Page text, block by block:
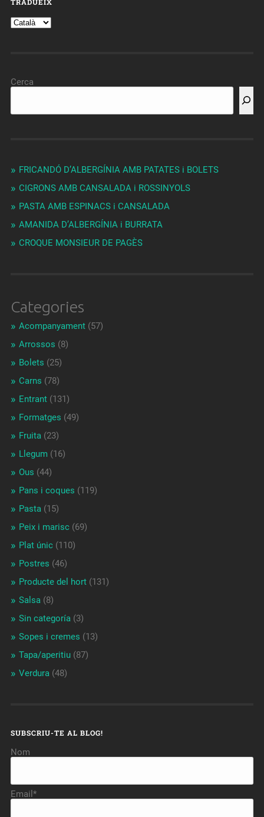
Cerca
FRICANDÓ D’ALBERGÍNIA AMB PATATES i BOLETS
CIGRONS AMB CANSALADA i ROSSINYOLS
PASTA AMB ESPINACS i CANSALADA
AMANIDA D’ALBERGÍNIA i BURRATA
CROQUE MONSIEUR DE PAGÈS
Categories
Acompanyament(57)
Arrossos (8)
Bolets (25)
Carns (78)
Entrant(131)
Formatges (49)
Fruita (23)
Llegum (16)
Ous (44)
Pans i coques (119)
Pasta (15)
Peix i marisc(69)
Plat únic(110)
Postres (46)
Producte del hort(131)
Salsa (8)
Sin categoría (3)
Sopes i cremes (13)
Tapa/aperitiu(87)
Verdura (48)
SUBSCRIU-TE AL BLOG!
Nom
Email*